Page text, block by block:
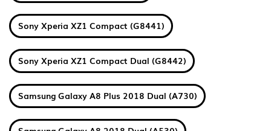
Sony Xperia XZ1 Compact (G8441)
Sony Xperia XZ1 Compact Dual (G8442)
Samsung Galaxy A8 Plus 2018 Dual (A730)